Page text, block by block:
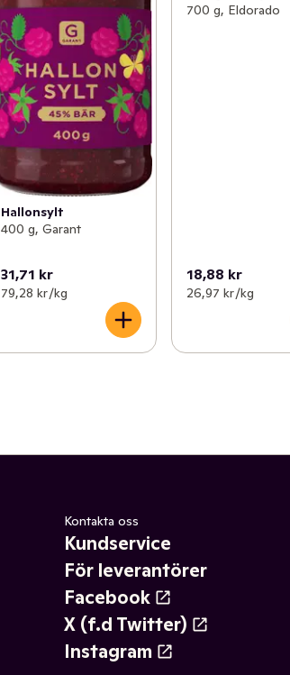
Hallonsylt
400 g, Garant
31,71 kr
79,28 kr /kg
700 g, Eldorado
18,88 kr
26,97 kr /kg
Kontakta oss
Kundservice
För leverantörer
Facebook
X (f.d Twitter)
Instagram